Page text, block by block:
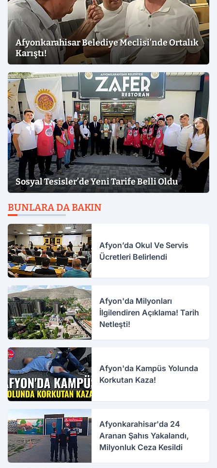
Afyonkarahisar Belediye Meclisi’nde Ortalık
Karıştı!
Sosyal Tesisler’de Yeni Tarife Belli Oldu
BUNLARA DA BAKIN
Afyon’da Okul Ve Servis
Ücretleri Belirlendi
Afyon'da Milyonları
İlgilendiren Açıklama! Tarih
Netleşti!
Afyon'da Kampüs Yolunda
Korkutan Kaza!
Afyonkarahisar'da 24
Aranan Şahıs Yakalandı,
Milyonluk Ceza Kesildi